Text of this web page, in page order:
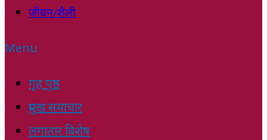
जीवन/शैली
Menu
गृह पृष्ठ
प्रमुख समाचार
लगातार विशेष